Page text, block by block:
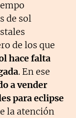
de sol
de los que
hace falta
. En ese
a vender
para eclipse
la atención